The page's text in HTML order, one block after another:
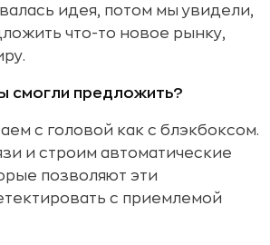
идея, потом мы увидели,
что-то новое рынку,
смогли предложить?
с головой как с блэкбоксом.
и строим автоматические
позволяют эти
с приемлемой